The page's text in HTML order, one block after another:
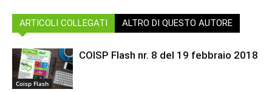
ARTICOLI COLLEGATI ALTRO DI QUESTO AUTORE
Coisp Flash
COISP Flash nr. 8 del 19 febbraio 2018